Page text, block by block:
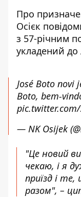
Про
Осієк
з 57-річним
укладений до
José Boto novi
Boto, bem-
— NK Osijek
"Це новий
чекаю, і я
приїзд і
разом", –